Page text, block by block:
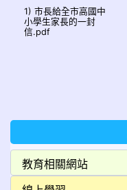
1) 市長給全市高國中
小學生家長的一封
信.pdf